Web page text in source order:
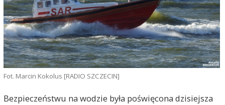
Fot. Marcin Kokolus [RADIO SZCZECIN]
Bezpieczeństwu na wodzie była poświęcona dzisiejsza